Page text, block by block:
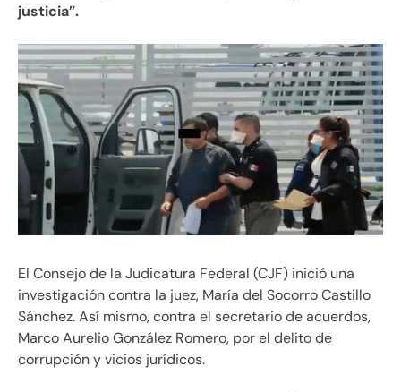
justicia”.
El Consejo de la Judicatura Federal (CJF) inició una
investigación contra la juez, María del Socorro Castillo
Sánchez. Así mismo, contra el secretario de acuerdos,
Marco Aurelio González Romero, por el delito de
corrupción y vicios jurídicos.